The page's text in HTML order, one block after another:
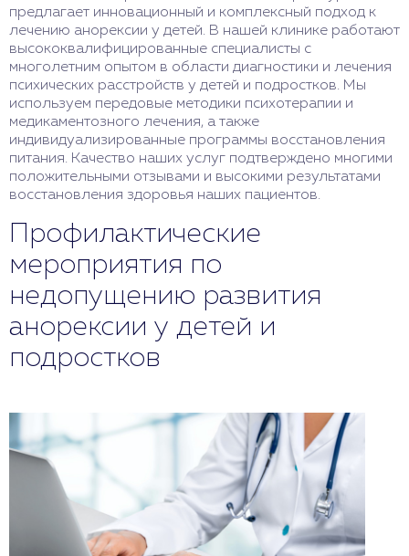
предлагает инновационный и комплексный подход к
лечению анорексии у детей. В нашей клинике работают
высококвалифицированные специалисты с
многолетним опытом в области диагностики и лечения
психических расстройств у детей и подростков. Мы
используем передовые методики психотерапии и
медикаментозного лечения, а также
индивидуализированные программы восстановления
питания. Качество наших услуг подтверждено многими
положительными отзывами и высокими результатами
восстановления здоровья наших пациентов.
Профилактические
мероприятия по
недопущению развития
анорексии у детей и
подростков